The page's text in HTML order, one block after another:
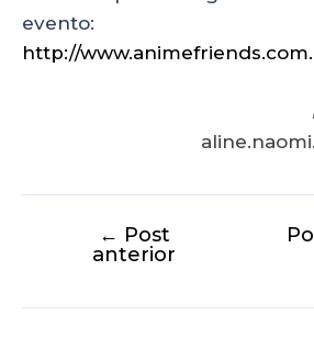
evento:
http://
← Post
anterior